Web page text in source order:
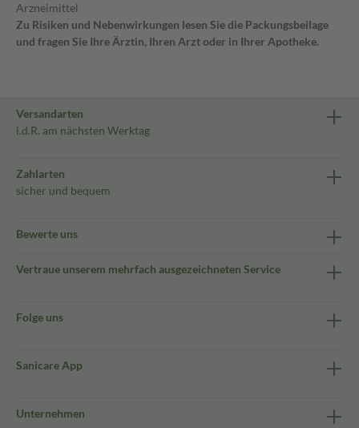
Arzneimittel
Zu Risiken und Nebenwirkungen lesen Sie die Packungsbeilage
und fragen Sie Ihre Ärztin, Ihren Arzt oder in Ihrer Apotheke.
Versandarten
i.d.R. am nächsten Werktag
Zahlarten
sicher und bequem
Bewerte uns
Vertraue unserem mehrfach ausgezeichneten Service
Folge uns
Sanicare App
Unternehmen